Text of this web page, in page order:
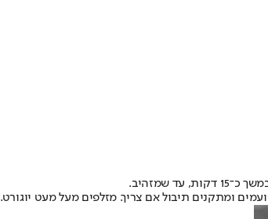
ומתקנים תיבול אם צריך. מזלפים מעל מעט יוגורט.